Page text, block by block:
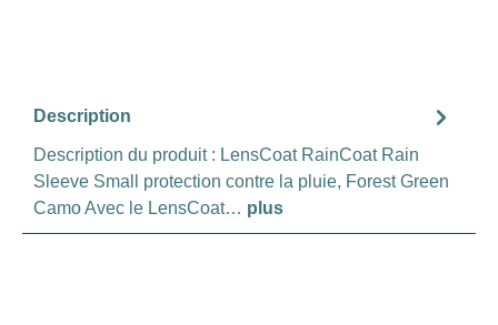
Description
Description du produit : LensCoat RainCoat Rain
Sleeve Small protection contre la pluie, Forest Green
Camo Avec le LensCoat… plus